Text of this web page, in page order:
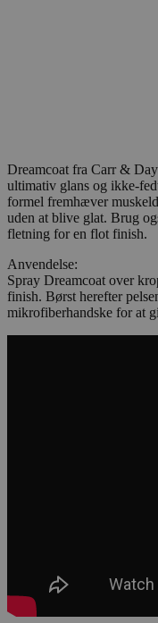
Dreamcoat fra Carr &
ultimativ glans og ikke-
formel fremhæver
uden at blive glat. Brug
fletning for en flot finish.
Anvendelse:
Spray Dreamcoat over
finish. Børst herefter
mikrofiberhandske for at